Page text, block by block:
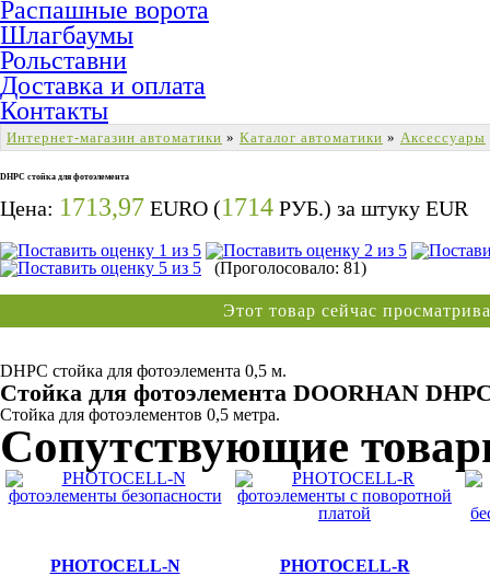
Распашные ворота
Шлагбаумы
Рольставни
Доставка и оплата
Контакты
Интернет-магазин автоматики » Каталог автоматики » Аксессуары
DHPC стойка для фотоэлемента
Цена: 1713,97 EURO (1714 РУБ.) за штуку EUR
(Проголосовало: 81)
Этот товар сейчас
DHPC стойка для фотоэлемента 0,5 м.
Стойка для фотоэлемента DOORHAN
Стойка для фотоэлементов 0,5 метра.
Сопутствующие
PHOTOCELL-N
PHOTOCELL-R